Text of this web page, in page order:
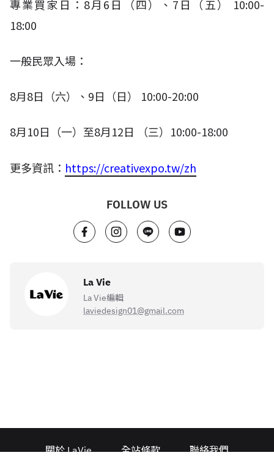
專業買家日： 8月 6 日（四）、 7 日（五）
10:00-
18:00​
一般民眾入場：
8月8日（六）、 9日（日） 10:00-20:00
8月10日（一）至8月12日 （三） 10:00-18:00
更多資訊： https://creativexpo.tw/zh
FOLLOW US
La Vie
La Vie編輯
laviedesign01@gmail.com
關於 LaVie 全站條款
聯絡我們